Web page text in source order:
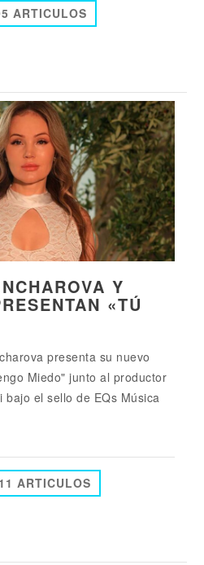
ARTICULOS
Y
«TÚ
presenta su nuevo
Miedo" junto al productor
bajo el sello de EQs Música
ARTICULOS